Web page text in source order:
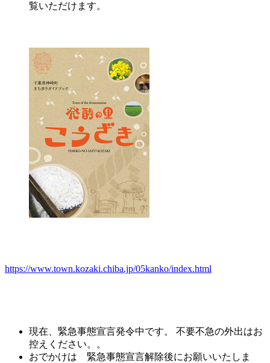
覧いただけます。
https://www.town.kozaki.chiba.jp/05kanko/index.html
現在、緊急事態宣言発令中です。 不要不急の外出はお
控えください。。
おでかけは 緊急事態宣言解除後にお願いいたしま